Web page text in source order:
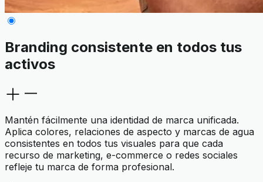
Branding consistente en todos tus
activos
Mantén fácilmente una identidad de marca unificada.
Aplica colores, relaciones de aspecto y marcas de agua
consistentes en todos tus visuales para que cada
recurso de marketing, e-commerce o redes sociales
refleje tu marca de forma profesional.